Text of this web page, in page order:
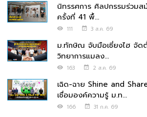
นิทรรศการ ศิลปกรรมร่วมส
ครั้งที่ 41 พื้...
111 3 ส.ค. 69
ม.ทักษิณ จับมือเซี่ยงไฮ จัด
วิทยาการแมลง...
163 2 ส.ค. 69
เฉิด-ฉาย Shine and
เชื่อมองค์ความรู้ ม.ท...
166 31 ก.ค. 69